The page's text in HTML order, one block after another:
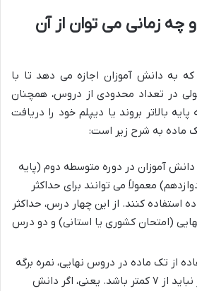
زمانی می توان از آن
به دانش آموزان اجازه می دهد تا با
در تعداد محدودی از دروس، همچنان
بالاتر بروند یا دیپلم خود را دریافت
ماده به شرح زیر است:
دانش آموزان در دوره متوسطه دوم (پایه
معمولاً می توانند برای حداکثر
استفاده کنند. از این چهار درس، حداکثر
(امتحان کشوری یا استانی) و دو درس
از تک ماده در دروس نهایی، نمره برگه
امتحانی دانش آموز نباید از ۷ کمتر باشد. یعنی، اگر دانش